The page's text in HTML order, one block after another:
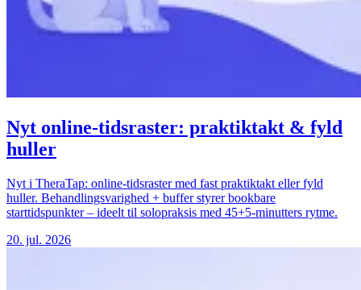
Nyt online-tidsraster: praktiktakt & fyld
huller
Nyt i TheraTap: online-tidsraster med fast praktiktakt eller fyld
huller. Behandlingsvarighed + buffer styrer bookbare
starttidspunkter – ideelt til solopraksis med 45+5-minutters rytme.
20. jul. 2026